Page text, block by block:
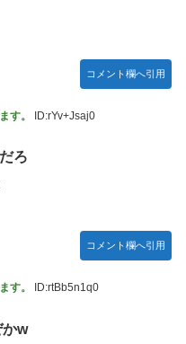
コメント欄へ引用
す。 ID:rYv+Jsaj0
ろ
コメント欄へ引用
す。 ID:rtBb5n1q0
かw